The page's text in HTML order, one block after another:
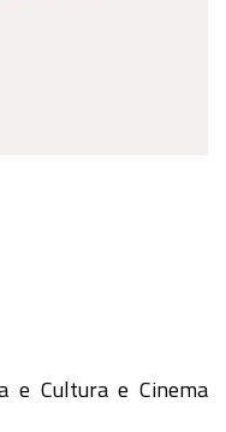
e Cultura e Cinema